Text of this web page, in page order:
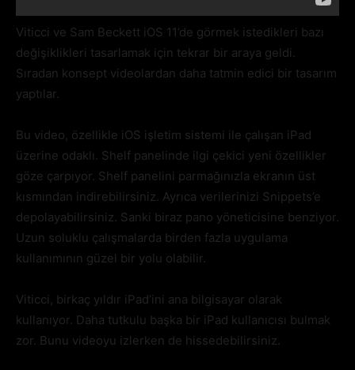
Viticci ve Sam Beckett iOS 11’de görmek istedikleri bazı
değişiklikleri tasarlamak için tekrar bir araya geldi.
Sıradan konsept videolardan daha tatmin edici bir tasarım
yaptılar.
Bu video, özellikle iOS işletim sistemi ile çalışan iPad
üzerine odaklı. Shelf panelinde ilgi çekici yeni özellikler
göze çarpıyor. Shelf panelini parmağınızla ekranın üst
kısmından indirebilirsiniz. Ayrıca verilerinizi Snippets’e
depolayabilirsiniz. Sanki biraz pano yöneticisine benziyor.
Uzun soluklu çalışmalarda birden fazla uygulama
kullanımının güzel bir yolu olabilir.
Viticci, birkaç yıldır iPad’ini ana bilgisayar olarak
kullanıyor. Daha tutkulu başka bir iPad kullanıcısı bulmak
zor. Bunu videoyu izlerken de hissedebilirsiniz.